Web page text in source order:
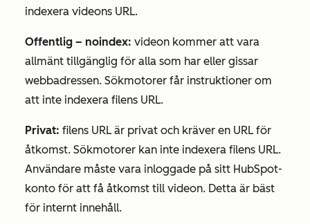
indexera videons URL.
Offentlig – noindex: videon kommer att vara
allmänt tillgänglig för alla som har eller gissar
webbadressen. Sökmotorer får instruktioner om
att inte indexera filens URL.
Privat: filens URL är privat och kräver en URL för
åtkomst. Sökmotorer kan inte indexera filens URL.
Användare måste vara inloggade på sitt HubSpot-
konto för att få åtkomst till videon. Detta är bäst
för internt innehåll.